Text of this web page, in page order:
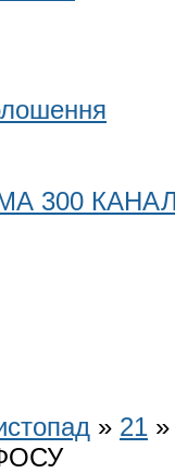
300
» 21